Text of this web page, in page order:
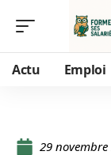
Actu Emploi
29 novembre